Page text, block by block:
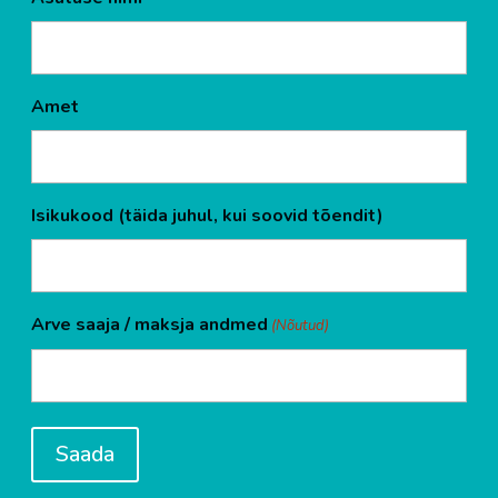
Amet
Isikukood (täida juhul, kui soovid tõendit)
Arve saaja / maksja andmed (Nõutud)